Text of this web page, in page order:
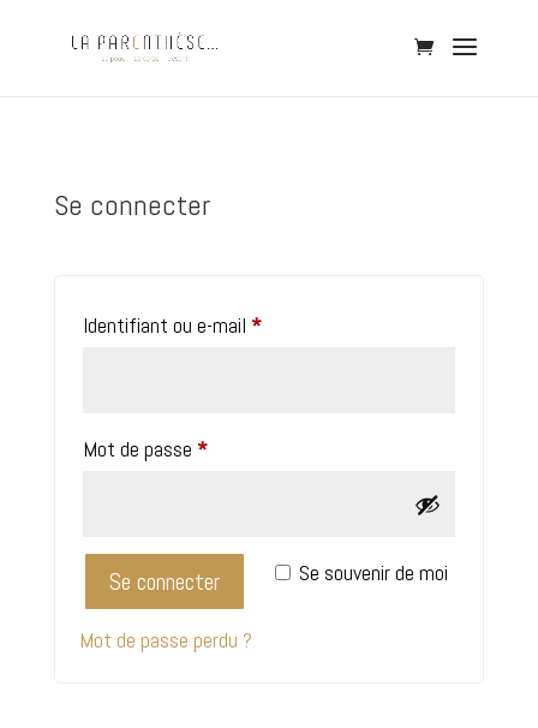
Se connecter
Identifiant ou e-mail *Obligatoire
Mot de passe *Obligatoire
Se souvenir de moi
Se connecter
Mot de passe perdu ?